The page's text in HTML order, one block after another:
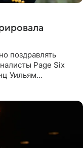
поздравлять
Page Six
Уильям